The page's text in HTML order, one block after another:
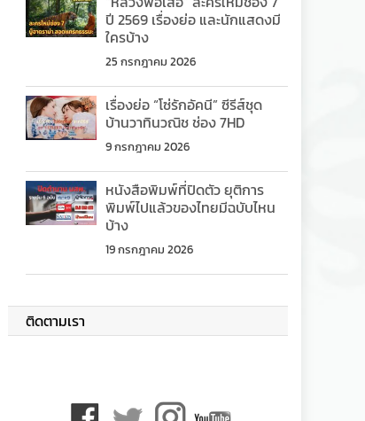
ปี 2569 เรื่องย่อ และนักแสดงมี
ใครบ้าง
25 กรกฎาคม 2026
เรื่องย่อ “โซ่รักอัคนี” ซีรีส์ชุด
บ้านวาทินวณิช ช่อง 7HD
9 กรกฎาคม 2026
หนังสือพิมพ์ที่ปิดตัว ยุติการ
พิมพ์ไปแล้วของไทยมีฉบับไหน
บ้าง
19 กรกฎาคม 2026
ติดตามเรา